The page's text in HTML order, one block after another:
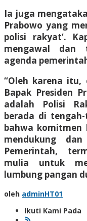
Ia juga
Prabowo yang
polisi rakyat’.
mengawal dan
agenda
“Oleh karena itu,
Bapak Presiden
adalah Polisi
berada di
bahwa komitmen
mendukung
Pemerintah,
mulia untuk
lumbung pangan
oleh adminHT01
Ikuti Kami Pada